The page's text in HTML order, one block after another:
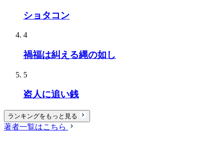
ショタコン
4
禍福は糾える縄の如し
5
盗人に追い銭
ランキングをもっと見る
著者一覧はこちら